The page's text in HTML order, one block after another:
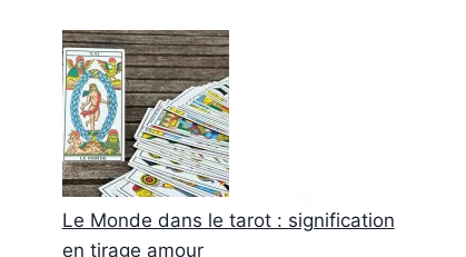
Le Monde dans le tarot : signification
en tirage amour